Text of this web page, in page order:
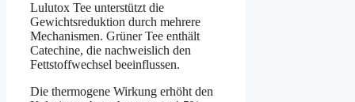
Lulutox Tee unterstützt die
Gewichtsreduktion durch mehrere
Mechanismen. Grüner Tee enthält
Catechine, die nachweislich den
Fettstoffwechsel beeinflussen.
Die thermogene Wirkung erhöht den